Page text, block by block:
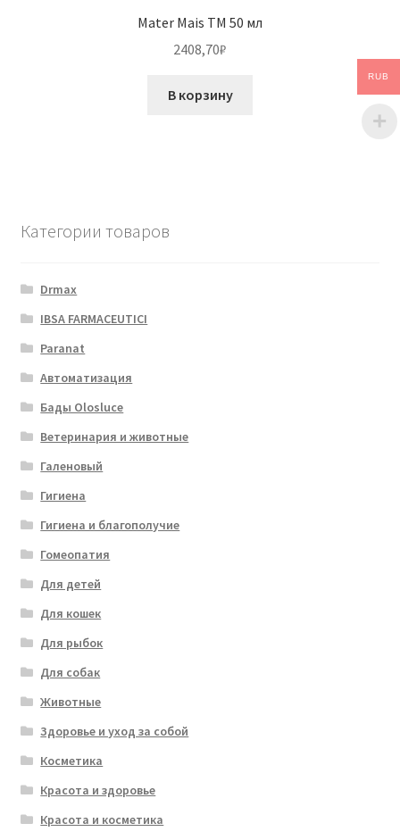
Mater Mais TM 50 мл
2408,70₽
В корзину
Категории товаров
Drmax
IBSA FARMACEUTICI
Paranat
Автоматизация
Бады Olosluce
Ветеринария и животные
Галеновый
Гигиена
Гигиена и благополучие
Гомеопатия
Для детей
Для кошек
Для рыбок
Для собак
Животные
Здоровье и уход за собой
Косметика
Красота и здоровье
Красота и косметика
RUB